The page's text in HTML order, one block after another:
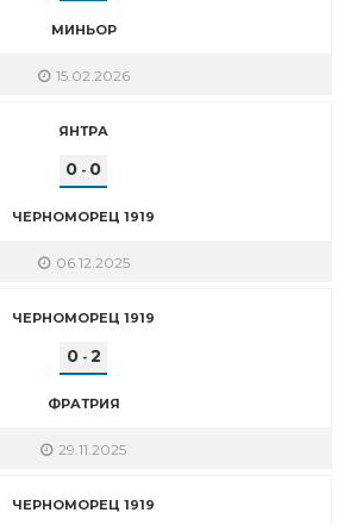
МИНЬОР
15.02.2026
ЯНТРА
0 - 0
ЧЕРНОМОРЕЦ 1919
06.12.2025
ЧЕРНОМОРЕЦ 1919
0- 2
ФРАТРИЯ
29.11.2025
ЧЕРНОМОРЕЦ 1919